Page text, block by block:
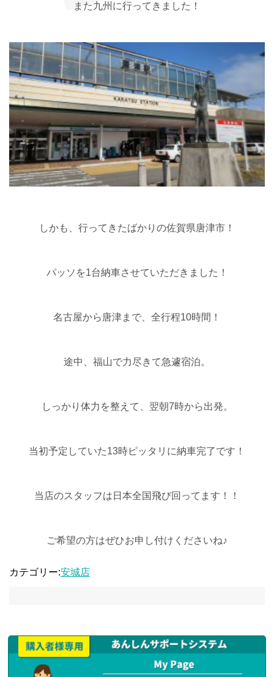
また九州に行ってきました！
しかも、行ってきたばかりの佐賀県唐津市！
パッソを1台納車させていただきました！
名古屋から唐津まで、全行程10時間！
途中、福山で力尽きて急遽宿泊。
しっかり体力を整えて、翌朝7時から出発。
当初予定していた13時ピッタリに納車完了です！
当店のスタッフは日本全国飛び回ってます！！
ご希望の方はぜひお申し付けくださいね♪
カテゴリー:安城店